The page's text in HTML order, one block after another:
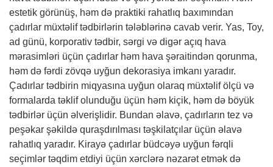
estetik görünüş, həm də praktiki rahatlıq baxımından
çadırlar müxtəlif tədbirlərin tələblərinə cavab verir. Yas, Toy,
ad günü, korporativ tədbir, sərgi və digər açıq hava
mərasimləri üçün çadırlar həm hava şəraitindən qorunma,
həm də fərdi zövqə uyğun dekorasiya imkanı yaradır.
Çadırlar tədbirin miqyasına uyğun olaraq müxtəlif ölçü və
formalarda təklif olunduğu üçün həm kiçik, həm də böyük
tədbirlər üçün əlverişlidir. Bundan əlavə, çadırların tez və
peşəkar şəkildə quraşdırılması təşkilatçılar üçün əlavə
rahatlıq yaradır. Kirayə çadırlar büdcəyə uyğun fərqli
seçimlər təqdim etdiyi üçün xərclərə nəzarət etmək də